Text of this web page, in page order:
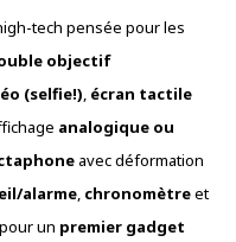
tech pensée pour les
objectif
(selfie!), écran tactile
analogique ou
avec déformation
alarme, chronomètreet
un premier gadget